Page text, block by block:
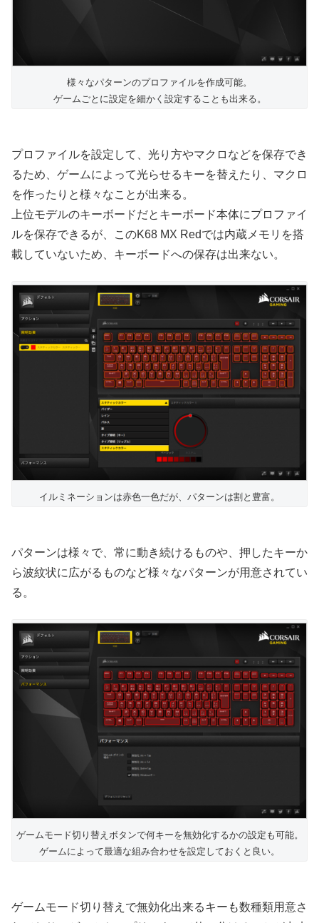
様々なパターンのプロファイルを作成可能。
ゲームごとに設定を細かく設定することも出来る。
プロファイルを設定して、光り方やマクロなどを保存でき
るため、ゲームによって光らせるキーを替えたり、マクロ
を作ったりと様々なことが出来る。
上位モデルのキーボードだとキーボード本体にプロファイ
ルを保存できるが、このK68 MX Redでは内蔵メモリを搭
載していないため、キーボードへの保存は出来ない。
イルミネーションは赤色一色だが、パターンは割と豊富。
パターンは様々で、常に動き続けるものや、押したキーか
ら波紋状に広がるものなど様々なパターンが用意されてい
る。
ゲームモード切り替えボタンで何キーを無効化するかの設定も可能。
ゲームによって最適な組み合わせを設定しておくと良い。
ゲームモード切り替えで無効化出来るキーも数種類用意さ